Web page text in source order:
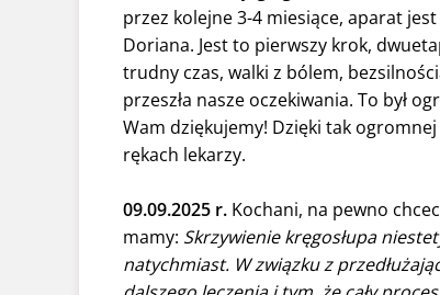
przez kolejne 3-4 miesiące, aparat
Doriana. Jest to pierwszy krok,
trudny czas, walki z bólem,
przeszła nasze oczekiwania. To był
Wam dziękujemy! Dzięki tak
rękach lekarzy.
09.09.2025 r. Kochani, na pewno
mamy: Skrzywienie kręgosłupa
natychmiast. W związku z